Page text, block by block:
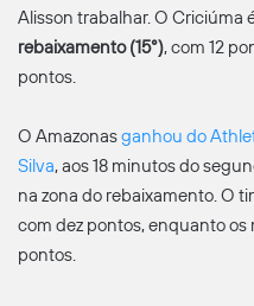
Alisson trabalhar. O Criciúma
rebaixamento (15°), com 12
pontos.
O Amazonasganhou do
Silva, aos 18 minutos do
na zona do rebaixamento. O
com dez pontos, enquanto os
pontos.